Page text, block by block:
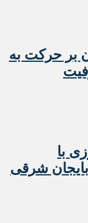
بر حرکت به
با
شرقی